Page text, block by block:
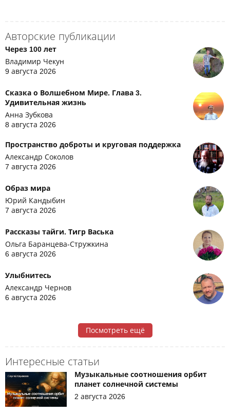
Авторские публикации
Через 100 лет
Владимир Чекун
9 августа 2026
Сказка о Волшебном Мире. Глава 3.
Удивительная жизнь
Анна Зубкова
8 августа 2026
Пространство доброты и круговая поддержка
Александр Соколов
7 августа 2026
Образ мира
Юрий Кандыбин
7 августа 2026
Рассказы тайги. Тигр Васька
Ольга Баранцева-Стружкина
6 августа 2026
Улыбнитесь
Александр Чернов
6 августа 2026
Посмотреть ещё
Интересные статьи
Музыкальные соотношения орбит
планет солнечной системы
2 августа 2026